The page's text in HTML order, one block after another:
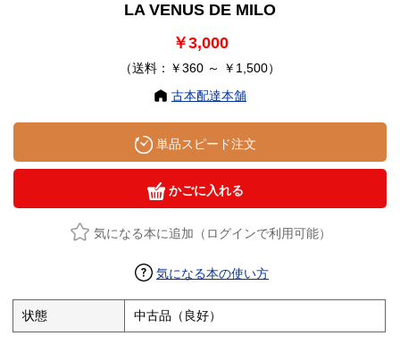
LA VENUS DE MILO
￥3,000
（送料：￥360 ～ ￥1,500）
古本配達本舗
単品スピード注文
かごに入れる
気になる本に追加（ログインで利用可能）
気になる本の使い方
状態 中古品（良好）